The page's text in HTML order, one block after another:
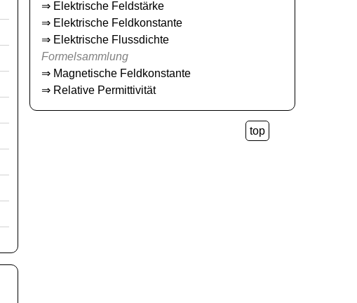
⇒ Elektrische Feldstärke
⇒ Elektrische Feldkonstante
⇒ Elektrische Flussdichte
Formelsammlung
⇒ Magnetische Feldkonstante
⇒ Relative Permittivität
top